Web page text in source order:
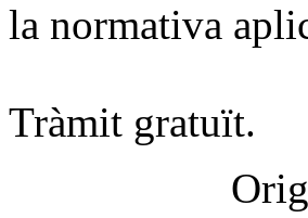
la normativa
Tràmit gratuït.